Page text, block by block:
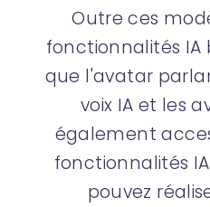
Outre ces
fonctionnalités IA
que l'avatar
voix IA et les
également
fonctionnalités
pouvez